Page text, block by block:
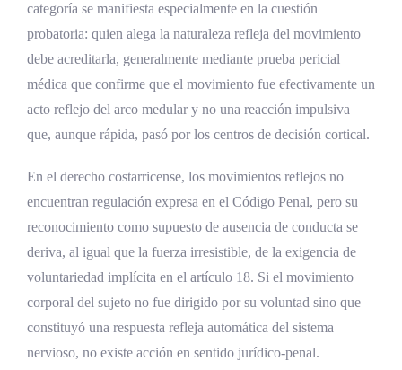
categoría se manifiesta especialmente en la cuestión
probatoria: quien alega la naturaleza refleja del movimiento
debe acreditarla, generalmente mediante prueba pericial
médica que confirme que el movimiento fue efectivamente un
acto reflejo del arco medular y no una reacción impulsiva
que, aunque rápida, pasó por los centros de decisión cortical.
En el derecho costarricense, los movimientos reflejos no
encuentran regulación expresa en el Código Penal, pero su
reconocimiento como supuesto de ausencia de conducta se
deriva, al igual que la fuerza irresistible, de la exigencia de
voluntariedad implícita en el artículo 18. Si el movimiento
corporal del sujeto no fue dirigido por su voluntad sino que
constituyó una respuesta refleja automática del sistema
nervioso, no existe acción en sentido jurídico-penal.